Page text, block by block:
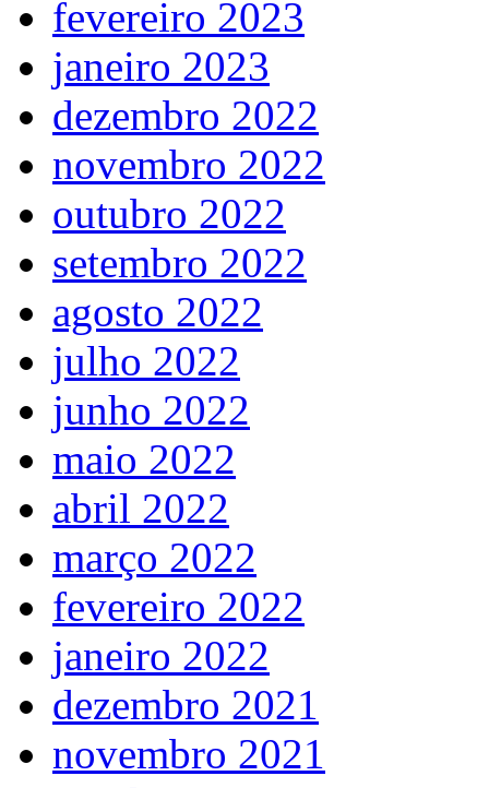
fevereiro 2023
janeiro 2023
dezembro 2022
novembro 2022
outubro 2022
setembro 2022
agosto 2022
julho 2022
junho 2022
maio 2022
abril 2022
março 2022
fevereiro 2022
janeiro 2022
dezembro 2021
novembro 2021